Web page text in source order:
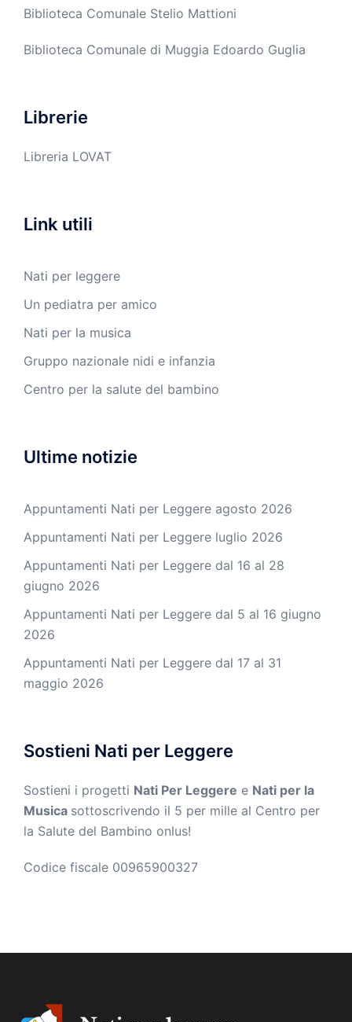
Biblioteca Comunale Stelio Mattioni
Biblioteca Comunale di Muggia Edoardo Guglia
Librerie
Libreria LOVAT
Link utili
Nati per leggere
Un pediatra per amico
Nati per la musica
Gruppo nazionale nidi e infanzia
Centro per la salute del bambino
Ultime notizie
Appuntamenti Nati per Leggere agosto 2026
Appuntamenti Nati per Leggere luglio 2026
Appuntamenti Nati per Leggere dal 16 al 28
giugno 2026
Appuntamenti Nati per Leggere dal 5 al 16 giugno
2026
Appuntamenti Nati per Leggere dal 17 al 31
maggio 2026
Sostieni Nati per Leggere
Sostieni i progetti Nati Per Leggere e Nati per la
Musica sottoscrivendo il 5 per mille al Centro per
la Salute del Bambino onlus!
Codice fiscale 00965900327